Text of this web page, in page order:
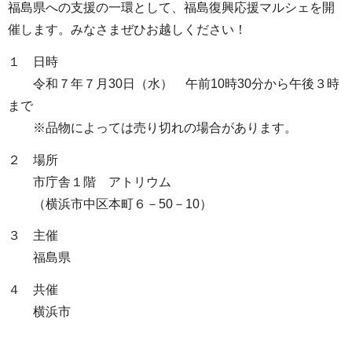
福島県への支援の一環として、福島復興応援マルシェを開
催します。みなさまぜひお越しください！
１ 日時
令和７年７月30日（水） 午前10時30分から午後３時
まで
※品物によっては売り切れの場合があります。
２ 場所
市庁舎１階 アトリウム
（横浜市中区本町６－50－10）
３ 主催
福島県
４ 共催
横浜市